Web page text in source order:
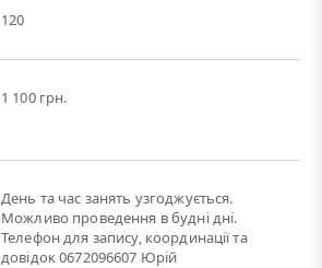
120
1 100 грн.
День та час занять узгоджується.
Можливо проведення в будні дні.
Телефон для запису, координації та
довідок 0672096607 Юрій